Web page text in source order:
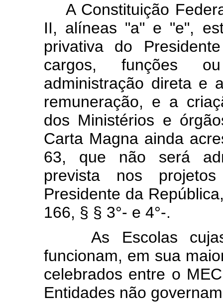
A Constituição
II, alíneas "a" e "e",
privativa do
cargos, funções
administração direta e
remuneração, e a
dos Ministérios e
Carta Magna ainda
63, que não será
prevista nos
Presidente da
166, § § 3°- e 4°-.
As Escolas cujas
funcionam, em sua
celebrados entre o
Entidades não